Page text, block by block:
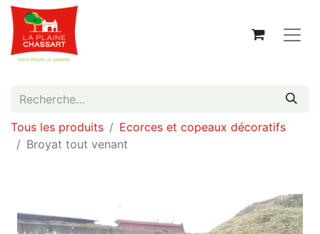
Tous les produits
Ecorces et copeaux décoratifs
Broyat tout venant